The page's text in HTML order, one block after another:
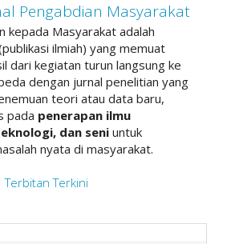
Pengabdian Masyarakat
kepada Masyarakat adalah
ilmiah) yang memuat
dari kegiatan turun langsung ke
dengan jurnal penelitian yang
teori atau data baru,
pada penerapan ilmu
dan seni untuk
nyata di masyarakat.
Terbitan Terkini